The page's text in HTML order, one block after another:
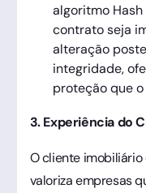
algoritmo
contrato seja
alteração
integridade,
proteção que
3. Experiência do
O cliente
valoriza empresas